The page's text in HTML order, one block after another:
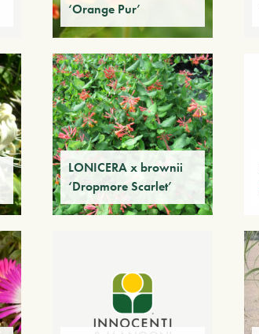
‘Orange Pur’
LONICERA x brownii
‘Dropmore Scarlet’